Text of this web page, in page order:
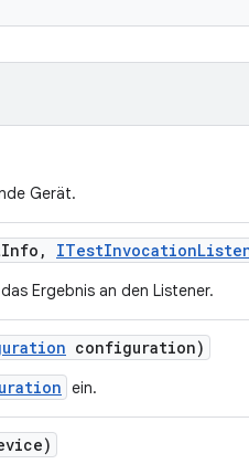
Gerät.
Info , ITestInvocation
Ergebnis an den Listener.
configuration)
ein.